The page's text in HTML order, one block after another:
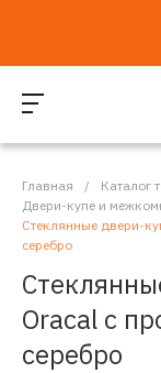
Главная / Каталог
Двери-купе и
Стеклянные двери-
серебро
Oracal с
серебро